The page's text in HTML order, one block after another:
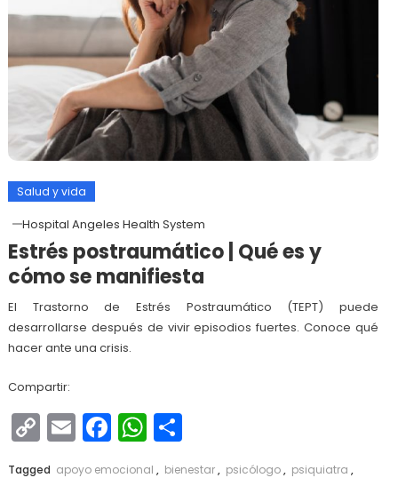
Salud y vida
Hospital Angeles Health System
Estrés postraumático | Qué es y
cómo se manifiesta
El Trastorno de Estrés Postraumático (TEPT) puede
desarrollarse después de vivir episodios fuertes. Conoce qué
hacer ante una crisis.
Compartir:
Copy
Link
EmailFacebook
WhatsApp
Compartir
Tagged apoyo emocional , bienestar, psicólogo, psiquiatra ,